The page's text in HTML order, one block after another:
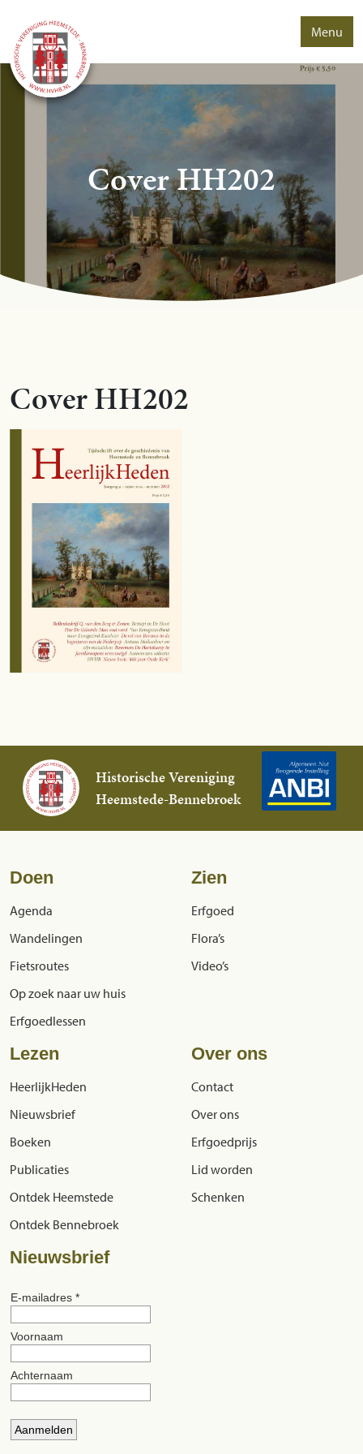
Menu
Cover HH202
Cover HH202
Historische Vereniging
Heemstede-Bennebroek
Doen
Agenda
Wandelingen
Fietsroutes
Op zoek naar uw huis
Erfgoedlessen
Zien
Erfgoed
Flora’s
Video’s
Lezen
HeerlijkHeden
Nieuwsbrief
Boeken
Publicaties
Ontdek Heemstede
Ontdek Bennebroek
Over ons
Contact
Over ons
Erfgoedprijs
Lid worden
Schenken
Nieuwsbrief